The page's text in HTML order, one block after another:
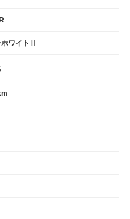
ワイトⅡ